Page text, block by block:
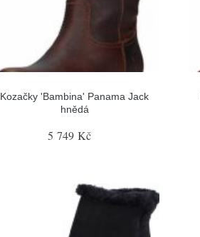
Kozačky 'Bambina' Panama Jack
hnědá
5 749 Kč